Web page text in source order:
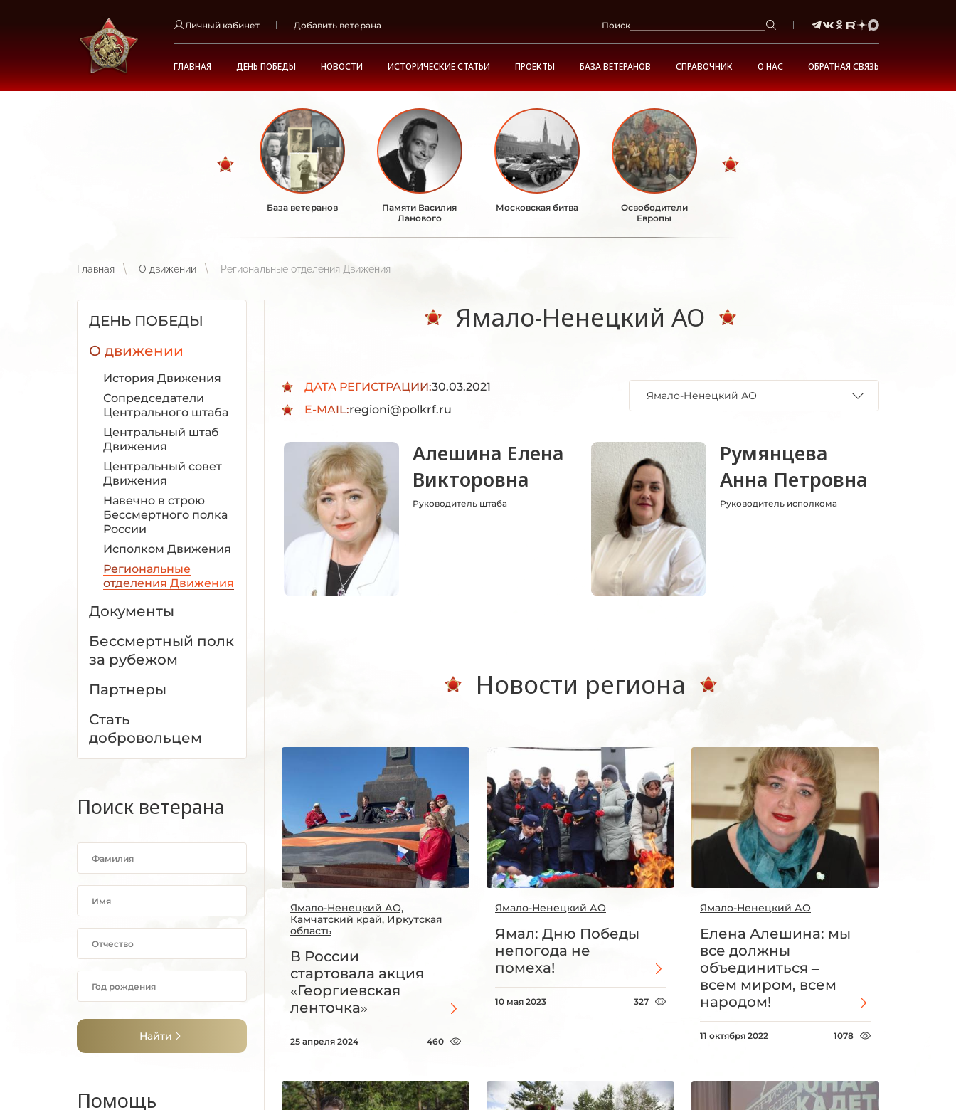
Личный кабинет Добавить ветерана Поиск
ГЛАВНАЯ ДЕНЬ ПОБЕДЫ НОВОСТИ ИСТОРИЧЕСКИЕ СТАТЬИ ПРОЕКТЫ БАЗА ВЕТЕРАНОВ СПРАВОЧНИК О НАС ОБРАТНАЯ СВЯЗЬ
База ветеранов
Памяти Василия
Ланового
Московская битва
Освободители
Европы
Главная О движении Региональные отделения Движения
ДЕНЬ ПОБЕДЫ
О движении
История Движения
Сопредседатели
Центрального штаба
Центральный штаб
Движения
Центральный совет
Движения
Навечно в строю
Бессмертного полка
России
Исполком Движения
Региональные
отделения Движения
Документы
Бессмертный полк
за рубежом
Партнеры
Стать
добровольцем
Поиск ветерана
Найти
Помощь
Ямало-Ненецкий АО
ДАТА РЕГИСТРАЦИИ:30.03.2021
E-MAIL:regioni@polkrf.ru
Ямало-Ненецкий АО
Алешина Елена
Викторовна
Руководитель штаба
Румянцева
Анна Петровна
Руководитель исполкома
Новости региона
Ямало-Ненецкий АО,
Камчатский край, Иркутская
область
В России
стартовала акция
«Георгиевская
ленточка»
25 апреля 2024 460
Ямало-Ненецкий АО
Ямал: Дню Победы
непогода не
помеха!
10 мая 2023 327
Ямало-Ненецкий АО
Елена Алешина: мы
все должны
объединиться –
всем миром, всем
народом!
11 октября 2022 1078